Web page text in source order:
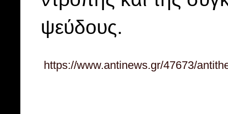
ψεύδους.
https://www.antinews.gr/47673/